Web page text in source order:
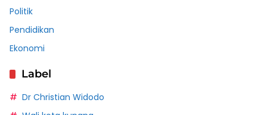
Politik
Pendidikan
Ekonomi
Label
Dr Christian Widodo